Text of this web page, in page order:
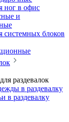
ног в офис
и
системных блоков
раздевалок
в раздевалку
в раздевалку